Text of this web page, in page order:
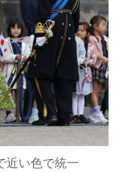
近い色で統一